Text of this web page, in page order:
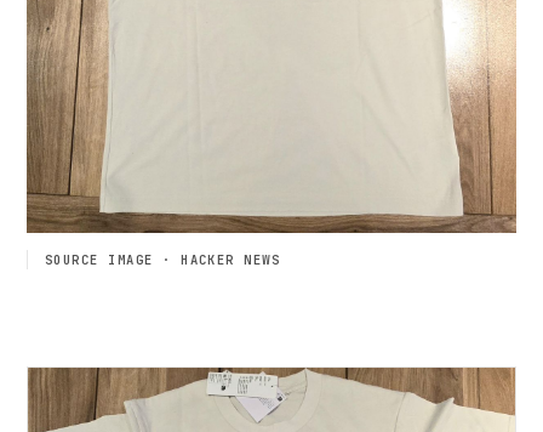
SOURCE IMAGE · HACKER NEWS